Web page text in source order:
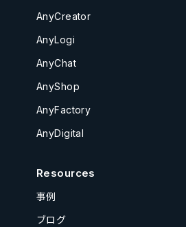
AnyCreator
AnyLogi
AnyChat
AnyShop
AnyFactory
AnyDigital
Resources
事例
ブログ